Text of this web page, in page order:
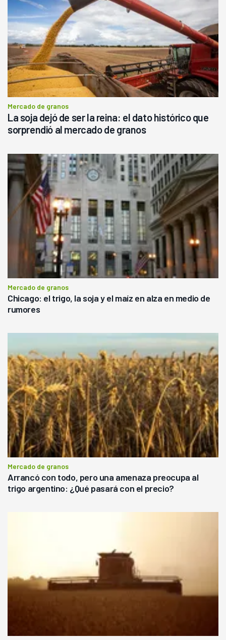
Mercado de granos
La soja dejó de ser la reina: el dato histórico que
sorprendió al mercado de granos
Mercado de granos
Chicago: el trigo, la soja y el maíz en alza en medio de
rumores
Mercado de granos
Arrancó con todo, pero una amenaza preocupa al
trigo argentino: ¿Qué pasará con el precio?